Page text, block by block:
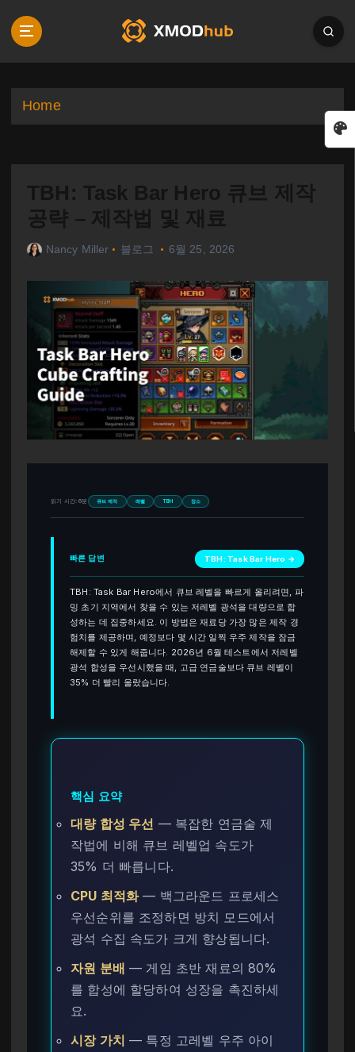
p
Home
TBH: Task Bar Hero 큐브 제작
공략 – 제작법 및 재료
Nancy Miller 블로그 6월 25, 2026
읽기 시간: 6분 큐브 제작 레벨 TBH 장소
빠른 답변 TBH: Task Bar Hero →
TBH: Task Bar Hero에서 큐브 레벨을 빠르게 올리려면, 파
밍 초기 지역에서 찾을 수 있는 저레벨 광석을 대량으로 합
성하는 데 집중하세요. 이 방법은 재료당 가장 많은 제작 경
험치를 제공하며, 예정보다 몇 시간 일찍 우주 제작을 잠금
해제할 수 있게 해줍니다. 2026년 6월 테스트에서 저레벨
광석 합성을 우선시했을 때, 고급 연금술보다 큐브 레벨이
35% 더 빨리 올랐습니다.
핵심 요약
대량 합성 우선 — 복잡한 연금술 제
작법에 비해 큐브 레벨업 속도가
35% 더 빠릅니다.
CPU 최적화— 백그라운드 프로세스
우선순위를 조정하면 방치 모드에서
광석 수집 속도가 크게 향상됩니다.
자원 분배 — 게임 초반 재료의 80%
를 합성에 할당하여 성장을 촉진하세
요.
시장 가치 — 특정 고레벨 우주 아이